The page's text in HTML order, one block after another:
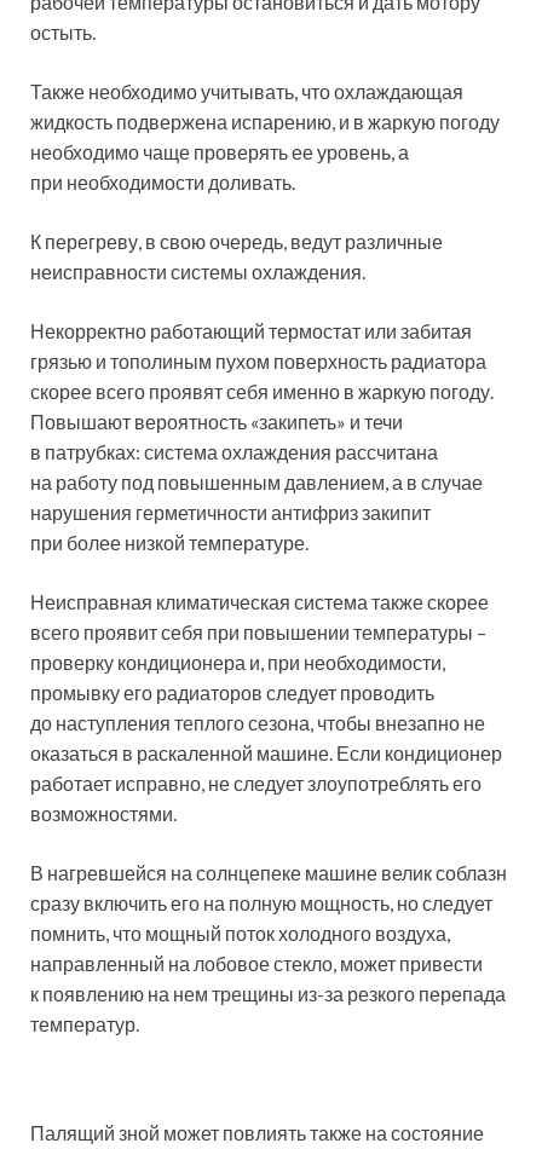
остыть.
Также необходимо учитывать, что охлаждающая
жидкость подвержена испарению, и в жаркую погоду
необходимо чаще проверять ее уровень, а
при необходимости доливать.
К перегреву, в свою очередь, ведут различные
неисправности системы охлаждения.
Некорректно работающий термостат или забитая
грязью и тополиным пухом поверхность радиатора
скорее всего проявят себя именно в жаркую погоду.
Повышают вероятность «закипеть» и течи
в патрубках: система охлаждения рассчитана
на работу под повышенным давлением, а в случае
нарушения герметичности антифриз закипит
при более низкой температуре.
Неисправная климатическая система также скорее
всего проявит себя при повышении температуры –
проверку кондиционера и, при необходимости,
промывку его радиаторов следует проводить
до наступления теплого сезона, чтобы внезапно не
оказаться в раскаленной машине. Если кондиционер
работает исправно, не следует злоупотреблять его
возможностями.
В нагревшейся на солнцепеке машине велик соблазн
сразу включить его на полную мощность, но следует
помнить, что мощный поток холодного воздуха,
направленный на лобовое стекло, может привести
к появлению на нем трещины из-за резкого перепада
температур.
Палящий зной может повлиять также на состояние